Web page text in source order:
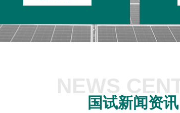
NEWS
国试新闻资讯